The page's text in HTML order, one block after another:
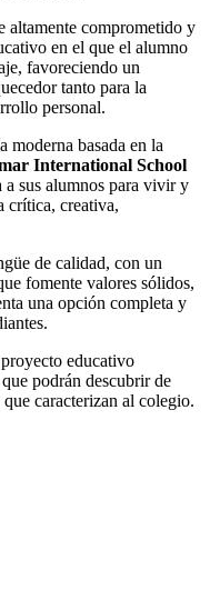
altamente comprometido y
en el que el alumno
favoreciendo un
tanto para la
personal.
moderna basada en la
International School
a sus alumnos para vivir y
crítica, creativa,
de calidad, con un
fomente valores sólidos,
una opción completa y
educativo
podrán descubrir de
caracterizan al colegio.